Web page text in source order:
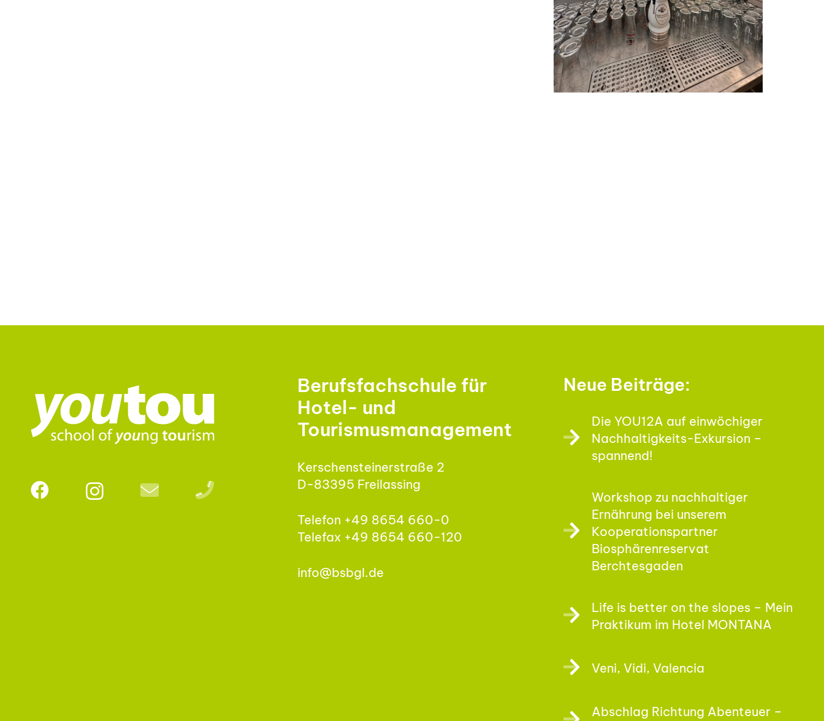
Berufsfachschule für
Hotel- und
Tourismusmanagement
Kerschensteinerstraße 2
D-83395 Freilassing
Telefon +49 8654 660-0
Telefax +49 8654 660-120
info@bsbgl.de
Neue Beiträge:
Die YOU12A auf einwöchiger
Nachhaltigkeits-Exkursion –
spannend!
Workshop zu nachhaltiger
Ernährung bei unserem
Kooperationspartner
Biosphärenreservat
Berchtesgaden
Life is better on the slopes – Mein
Praktikum im Hotel MONTANA
Veni, Vidi, Valencia
Abschlag Richtung Abenteuer –